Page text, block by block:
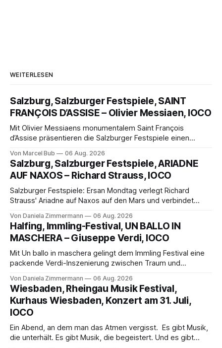
WEITERLESEN
Salzburg, Salzburger Festspiele, SAINT
FRANÇOIS D’ASSISE – Olivier Messiaen, IOCO
Mit Olivier Messiaens monumentalem Saint François
d’Assise präsentieren die Salzburger Festspiele einen
eine bildgewaltige Inszenierung, Maxime Pascal entfaltet
die komplexe Partitur eindrucksvoll, Philippe Sly berührt als
Franziskus.
Von Marcel Bub 06 Aug. 2026
Salzburg, Salzburger Festspiele, ARIADNE
AUF NAXOS – Richard Strauss, IOCO
Salzburger Festspiele: Ersan Mondtag verlegt Richard
Strauss' Ariadne auf Naxos auf den Mars und verbindet
Aufführung mit starken Solisten und den Wiener
Philharmonikern, szenisch bleibt der zweite Akt jedoch
hinter den Erwartungen zurück.
Von Daniela Zimmermann 06 Aug. 2026
Halfing, Immling-Festival, UN BALLO IN
MASCHERA – Giuseppe Verdi, IOCO
Mit Un ballo in maschera gelingt dem Immling Festival eine
packende Verdi-Inszenierung zwischen Traum und
psychologische Tiefe mit starken Bildern, getragen von
einem spielfreudigen Ensemble und einer musikalisch
überzeugenden Gesamtleistung.
Von Daniela Zimmermann 06 Aug. 2026
Wiesbaden, Rheingau Musik Festival,
Kurhaus Wiesbaden, Konzert am 31. Juli,
IOCO
Ein Abend, an dem man das Atmen vergisst. Es gibt Musik,
die unterhält. Es gibt Musik, die begeistert. Und es gibt